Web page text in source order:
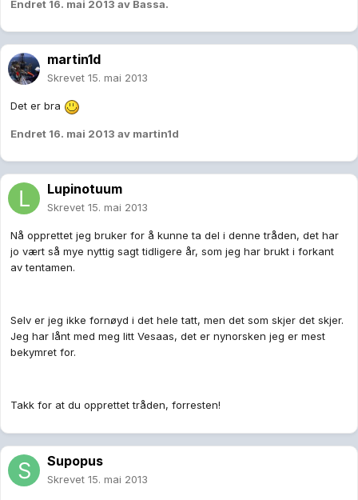
Endret 16. mai 2013 av Bassa.
martin1d
Skrevet 15. mai 2013
Det er bra
Endret 16. mai 2013 av martin1d
Lupinotuum
Skrevet 15. mai 2013
Nå opprettet jeg bruker for å kunne ta del i denne tråden, det har
jo vært så mye nyttig sagt tidligere år, som jeg har brukt i forkant
av tentamen.
Selv er jeg ikke fornøyd i det hele tatt, men det som skjer det skjer.
Jeg har lånt med meg litt Vesaas, det er nynorsken jeg er mest
bekymret for.
Takk for at du opprettet tråden, forresten!
Supopus
Skrevet 15. mai 2013